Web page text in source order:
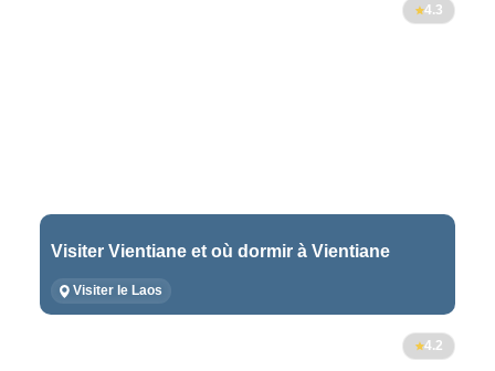
4.3
Visiter Vientiane et où dormir à Vientiane
Visiter le Laos
4.2